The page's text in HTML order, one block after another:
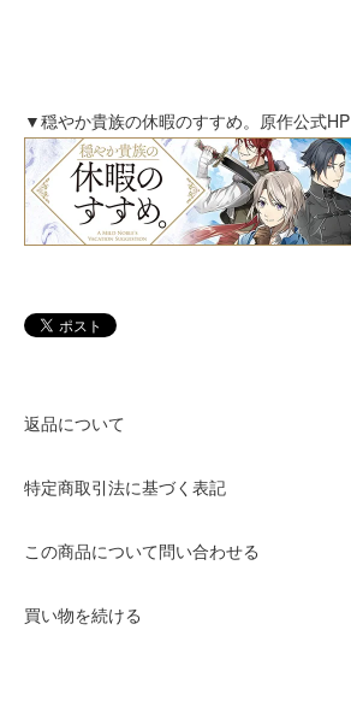
▼穏やか貴族の休暇のすすめ。原作公式HP
返品について
特定商取引法に基づく表記
この商品について問い合わせる
買い物を続ける